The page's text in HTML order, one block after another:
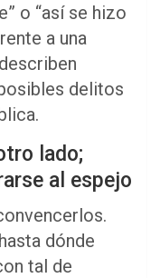
o “así se hizo
a una
delitos
lado;
al espejo
dónde
tal de